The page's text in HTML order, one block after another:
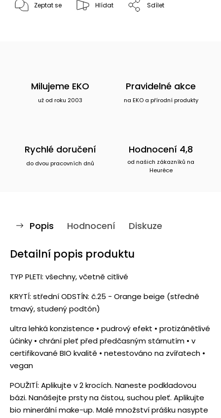
Zeptat se Hlídat Sdílet
Milujeme EKO
už od roku 2003
Pravidelné akce
na EKO a přírodní produkty
Rychlé doručení
do dvou pracovních dnů
Hodnocení 4,8
od našich zákazníků na
Heuréce
Popis Hodnocení Diskuze
Detailní popis produktu
TYP PLETI: všechny, včetně citlivé
KRYTÍ: střední ODSTÍN: č.25 - Orange beige (středně
tmavý, studený podtón)
ultra lehká konzistence • pudrový efekt • protizánětlivé
účinky • chrání pleť před předčasným stárnutím • v
certifikované BIO kvalitě • netestováno na zvířatech •
vegan
POUŽITÍ: Aplikujte v 2 krocích. Naneste podkladovou
bázi. Nanášejte prsty na čistou, suchou pleť. Aplikujte
bio minerální make-up. Malé množství prášku nasypte